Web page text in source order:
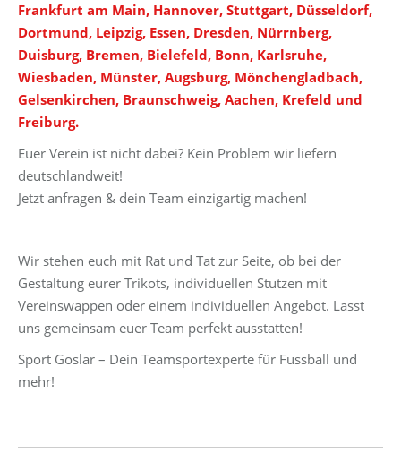
Frankfurt am Main, Hannover, Stuttgart, Düsseldorf,
Dortmund, Leipzig, Essen, Dresden, Nürrnberg,
Duisburg, Bremen, Bielefeld, Bonn, Karlsruhe,
Wiesbaden, Münster, Augsburg, Mönchengladbach,
Gelsenkirchen, Braunschweig, Aachen, Krefeld und
Freiburg.
Euer Verein ist nicht dabei? Kein Problem wir liefern
deutschlandweit!
Jetzt anfragen & dein Team einzigartig machen!
Wir stehen euch mit Rat und Tat zur Seite, ob bei der
Gestaltung eurer Trikots, individuellen Stutzen mit
Vereinswappen oder einem individuellen Angebot. Lasst
uns gemeinsam euer Team perfekt ausstatten!
Sport Goslar – Dein Teamsportexperte für Fussball und
mehr!